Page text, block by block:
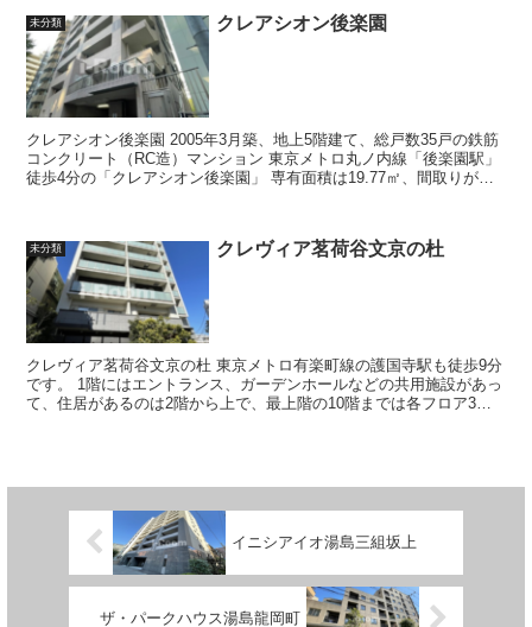
未分類 クレアシオン後楽園
クレアシオン後楽園 2005年3月築、地上5階建て、総戸数35戸の鉄筋
コンクリート（RC造）マンション 東京メトロ丸ノ内線「後楽園駅」
徒歩4分の「クレアシオン後楽園」 専有面積は19.77㎡、間取りがワ
未分類 クレヴィア茗荷谷文京の杜
クレヴィア茗荷谷文京の杜 東京メトロ有楽町線の護国寺駅も徒歩9分
です。 1階にはエントランス、ガーデンホールなどの共用施設があっ
て、住居があるのは2階から上で、最上階の10階までは各フロア3戸
イニシアイオ湯島三組坂上
ザ・パークハウス湯島龍岡町